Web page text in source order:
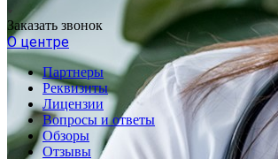
Заказать звонок
О центре
Партнеры
Реквизиты
Лицензии
Вопросы и ответы
Обзоры
Отзывы